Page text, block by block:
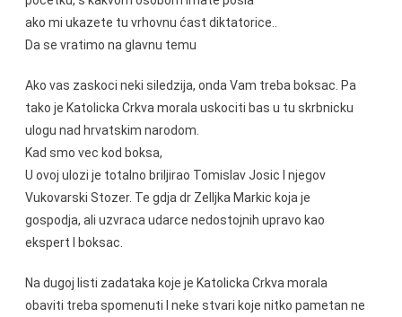
ako mi ukazete tu vrhovnu ćast diktatorice..
Da se vratimo na glavnu temu
Ako vas zaskoci neki siledzija, onda Vam treba boksac. Pa
tako je Katolicka Crkva morala uskociti bas u tu skrbnicku
ulogu nad hrvatskim narodom.
Kad smo vec kod boksa,
U ovoj ulozi je totalno briljirao Tomislav Josic I njegov
Vukovarski Stozer. Te gdja dr Zelljka Markic koja je
gospodja, ali uzvraca udarce nedostojnih upravo kao
ekspert I boksac.
Na dugoj listi zadataka koje je Katolicka Crkva morala
obaviti treba spomenuti I neke stvari koje nitko pametan ne